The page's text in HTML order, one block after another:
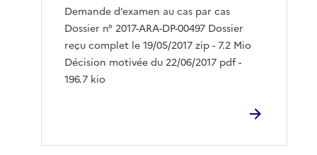
Demande d’examen au cas par cas
Dossier n° 2017-ARA-DP-00497 Dossier
reçu complet le 19/05/2017 zip - 7.2 Mio
Décision motivée du 22/06/2017 pdf -
196.7 kio